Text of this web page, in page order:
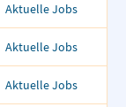
Aktuelle Jobs
Aktuelle Jobs
Aktuelle Jobs